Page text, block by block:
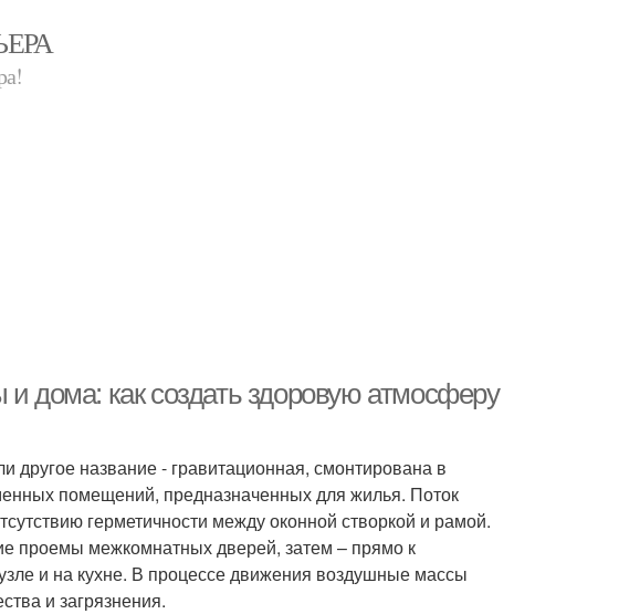
дома: как создать здоровую атмосферу
другое название - гравитационная, смонтирована в
помещений, предназначенных для жилья. Поток
герметичности между оконной створкой и рамой.
проемы межкомнатных дверей, затем – прямо к
и на кухне. В процессе движения воздушные массы
и загрязнения.